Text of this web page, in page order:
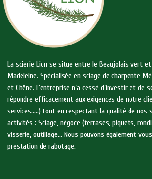
La scierie Lion se situe entre le Beaujolais vert
Madeleine. Spécialisée en sciage de charpente
et Chêne. L’entreprise n’a cessé d’investir et de
répondre efficacement aux exigences de notre
services…..) tout en respectant la qualité de nos
activités : Sciage, négoce (terrases, piquets,
visserie, outillage… Nous pouvons également
prestation de rabotage.